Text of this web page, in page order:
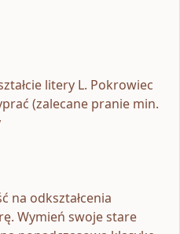
litery L. Pokrowiec
(zalecane pranie min.
na odkształcenia
Wymień swoje stare